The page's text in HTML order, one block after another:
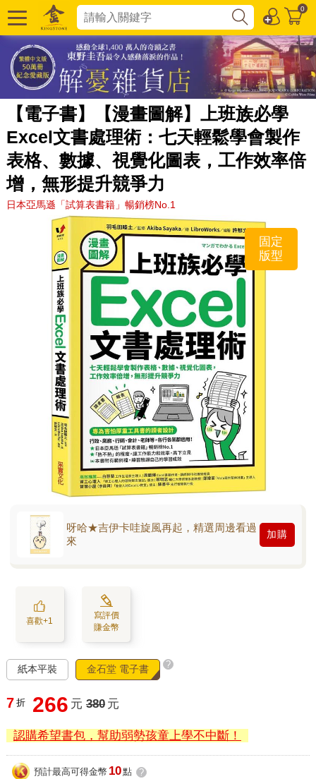
0
【電子書】【漫畫圖解】上班族必學
Excel文書處理術：七天輕鬆學會製作
表格、數據、視覺化圖表，工作效率倍
增，無形提升競爭力
日本亞馬遜「試算表書籍」暢銷榜No.1
固定
版型
呀哈★吉伊卡哇旋風再起，精選周邊看過
來
加購
喜歡+1
寫評價
賺金幣
紙本平裝 金石堂 電子書 ?
7 折 266 元 380 元
認購希望書包，幫助弱勢孩童上學不中斷！
預計最高可得金幣 10點 ?